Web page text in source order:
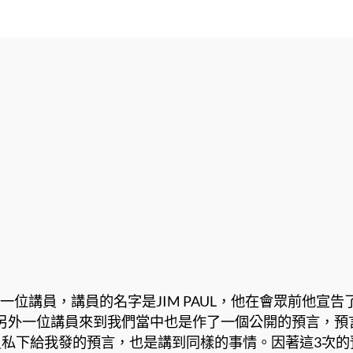
位講員，講員的名字是JIM PAUL，他在會眾前他宣
一位講員來到我們當中也是作了一個公開的預言，
下給我發的預言，也是講到同樣的事情。因著這3次